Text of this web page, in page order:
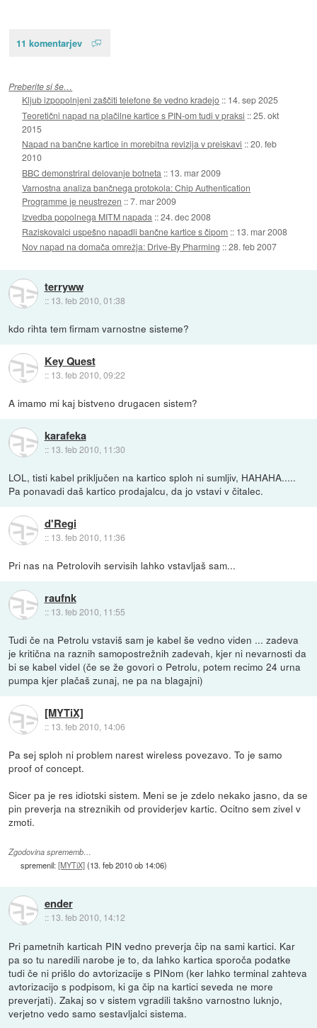
11 komentarjev
Preberite si še…
Kljub izpopolnjeni zaščiti telefone še vedno kradejo :: 14. sep 2025
Teoretični napad na plačilne kartice s PIN-om tudi v praksi ::25. okt
2015
Napad na bančne kartice in morebitna revizija v preiskavi ::20. feb
2010
BBC demonstriral delovanje botneta :: 13. mar 2009
Varnostna analiza bančnega protokola: Chip Authentication
Programme je neustrezen ::7. mar 2009
Izvedba popolnega MITM napada ::24. dec 2008
Raziskovalci uspešno napadli bančne kartice s čipom :: 13. mar 2008
Nov napad na domača omrežja: Drive-By Pharming ::28. feb 2007
terryww
:: 13. feb 2010, 01:38
kdo rihta tem firmam varnostne sisteme?
Key Quest
:: 13. feb 2010, 09:22
A imamo mi kaj bistveno drugacen sistem?
karafeka
:: 13. feb 2010, 11:30
LOL, tisti kabel priključen na kartico sploh ni sumljiv, HAHAHA.....
Pa ponavadi daš kartico prodajalcu, da jo vstavi v čitalec.
d'Regi
:: 13. feb 2010, 11:36
Pri nas na Petrolovih servisih lahko vstavljaš sam...
raufnk
:: 13. feb 2010, 11:55
Tudi če na Petrolu vstaviš sam je kabel še vedno viden ... zadeva
je kritična na raznih samopostrežnih zadevah, kjer ni nevarnosti da
bi se kabel videl (če se že govori o Petrolu, potem recimo 24 urna
pumpa kjer plačaš zunaj, ne pa na blagajni)
[MYTiX]
:: 13. feb 2010, 14:06
Pa sej sploh ni problem narest wireless povezavo. To je samo
proof of concept.
Sicer pa je res idiotski sistem. Meni se je zdelo nekako jasno, da se
pin preverja na streznikih od providerjev kartic. Ocitno sem zivel v
zmoti.
Zgodovina sprememb…
spremenil:[MYTiX](13. feb 2010 ob 14:06)
ender
:: 13. feb 2010, 14:12
Pri pametnih karticah PIN vedno preverja čip na sami kartici. Kar
pa so tu naredili narobe je to, da lahko kartica sporoča podatke
tudi če ni prišlo do avtorizacije s PINom (ker lahko terminal zahteva
avtorizacijo s podpisom, ki ga čip na kartici seveda ne more
preverjati). Zakaj so v sistem vgradili takšno varnostno luknjo,
verjetno vedo samo sestavljalci sistema.